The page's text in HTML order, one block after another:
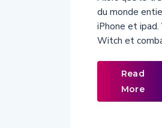
du monde
iPhone et ipad.
Witch et
Read
More